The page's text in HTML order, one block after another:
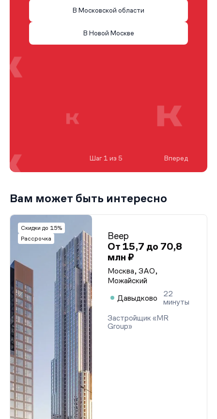
В Московской области
В Новой Москве
Шаг 1 из 5 Вперед
Вам может быть интересно
Скидки до 15%
Рассрочка
Веер
От 15,7 до 70,8
млн ₽
Москва, ЗАО,
Можайский
Давыдково
22
минуты
Застройщик «MR
Group»